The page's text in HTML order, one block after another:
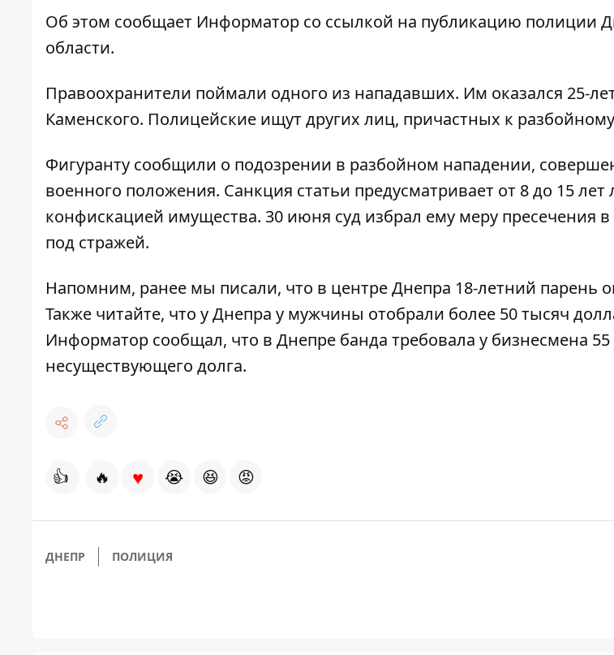
Об этом сообщает Информатор со ссылкой на публикацию полиции
области.
Правоохранители поймали одного из нападавших. Им оказался 25-
Каменского. Полицейские ищут других лиц, причастных к
Фигуранту сообщили о подозрении в разбойном нападении,
военного положения. Санкция статьи предусматривает от 8 до 15
конфискацией имущества. 30 июня суд избрал ему меру пресечения
под стражей.
Напомним, ранее мы писали, что в центре Днепра 18-летний парень
Также читайте, что у Днепра у мужчины отобрали более 50 тысяч
Информатор сообщал, что в Днепре банда требовала у бизнесмена
несуществующего долга.
👍 🔥 ♥ 😭 😆 😡
ДНЕПР ПОЛИЦИЯ